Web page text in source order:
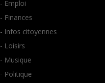
- Emploi
- Finances
- Infos citoyennes
- Loisirs
- Musique
- Politique